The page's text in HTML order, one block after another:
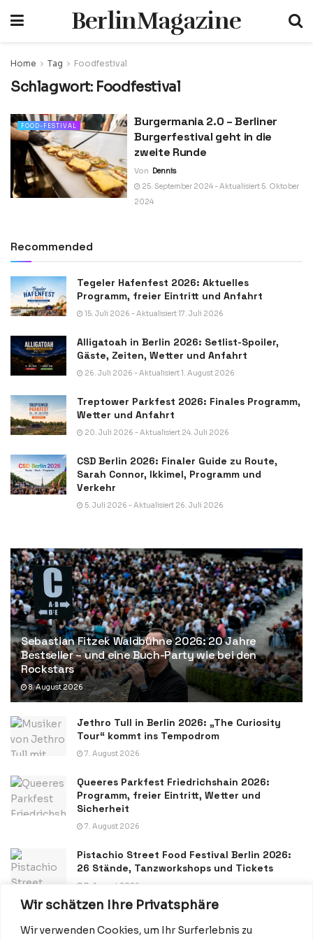
Wir schätzen Ihre Privatsphäre
Wir verwenden Cookies, um Ihr Surferlebnis zu
BerlinMagazine
Home Tag Foodfestival
Schlagwort: Foodfestival
FOOD-FESTIVAL
Burgermania 2.0 – Berliner
Burgerfestival geht in die
zweite Runde
Von Dennis
25. September 2024 - Aktualisiert 5. Oktober
2024
Recommended
Tegeler Hafenfest 2026: Aktuelles
Programm, freier Eintritt und Anfahrt
15. Juli 2026 - Aktualisiert 17. Juli 2026
Alligatoah in Berlin 2026: Setlist-Spoiler,
Gäste, Zeiten, Wetter und Anfahrt
26. Juli 2026 - Aktualisiert 1. August 2026
Treptower Parkfest 2026: Finales Programm,
Wetter und Anfahrt
20. Juli 2026 - Aktualisiert 24. Juli 2026
CSD Berlin 2026: Finaler Guide zu Route,
Sarah Connor, Ikkimel, Programm und
Verkehr
5. Juli 2026 - Aktualisiert 26. Juli 2026
Sebastian Fitzek Waldbühne 2026: 20 Jahre
Bestseller – und eine Buch-Party wie bei den
Rockstars
8. August 2026
Jethro Tull in Berlin 2026: „The Curiosity
Tour“ kommt ins Tempodrom
7. August 2026
Queeres Parkfest Friedrichshain 2026:
Programm, freier Eintritt, Wetter und
Sicherheit
7. August 2026
Pistachio Street Food Festival Berlin 2026:
26 Stände, Tanzworkshops und Tickets
7. August 2026